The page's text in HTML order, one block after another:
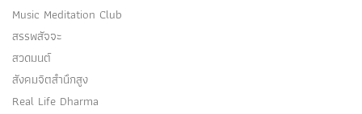
Music Meditation Club
สรรพสัจจะ
สวดมนต์
สังคมจิตสำนึกสูง
Real Life Dharma